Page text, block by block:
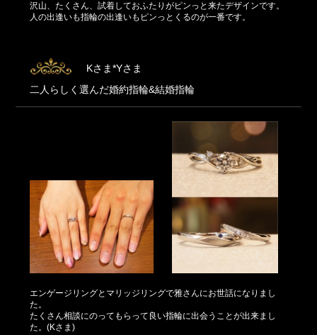
沢山、たくさん、試着しておふたりがピンっと来たデザインです。
人の出逢いも指輪の出逢いもピンっとくるのが一番です。
Kさま*Yさま
二人らしく選んだ婚約指輪&結婚指輪
エンゲージリングとマリッジリングで雅さんにお世話になりまし
た。
たくさん相談にのってもらって良い指輪に出会うことが出来まし
た。(Kさま)